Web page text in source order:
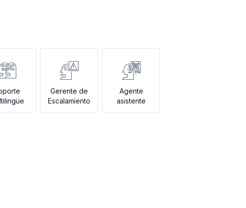
Gerente de
Escalamiento
Agente
asistente